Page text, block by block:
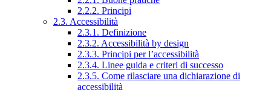
2.2.2. Principi
2.3. Accessibilità
2.3.1. Definizione
2.3.2. Accessibilità by design
2.3.3. Principi per l’accessibilità
2.3.4. Linee guida e criteri di successo
2.3.5. Come rilasciare una dichiarazione di
accessibilità